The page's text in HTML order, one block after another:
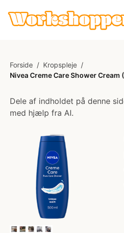
Forside / Kropspleje /
Nivea Creme Care Shower Cream
Dele af indholdet på denne
med hjælp fra AI.